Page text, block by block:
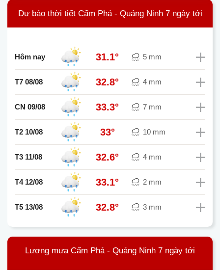
Dự báo thời tiết Cẩm Phả - Quảng Ninh 7 ngày tới
Hôm nay 31.1° 5 mm
T7 08/08 32.8° 4 mm
CN 09/08 33.3° 7 mm
T2 10/08 33° 10 mm
T3 11/08 32.6° 4 mm
T4 12/08 33.1° 2 mm
T5 13/08 32.8° 3 mm
Lượng mưa Cẩm Phả - Quảng Ninh 7 ngày tới